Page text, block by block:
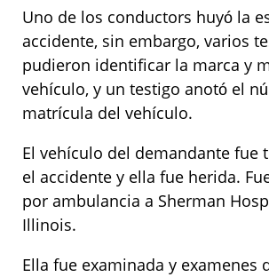
Uno de los conductors huyó la
accidente, sin embargo, varios
pudieron identificar la marca y
vehículo, y un testigo anotó el
matrícula del vehículo.
El vehículo del demandante fue
el accidente y ella fue herida.
por ambulancia a Sherman
Illinois.
Ella fue examinada y examenes